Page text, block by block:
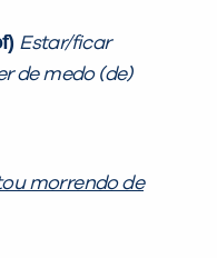
Estar/ficar
de medo (de)
morrendo de